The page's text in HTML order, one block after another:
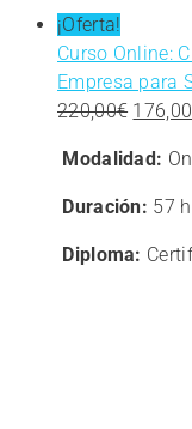
¡Oferta!
Curso Online:
Empresa para
220,00€ El
era:
176,00
Modalidad:
Duración: 57
Diploma: